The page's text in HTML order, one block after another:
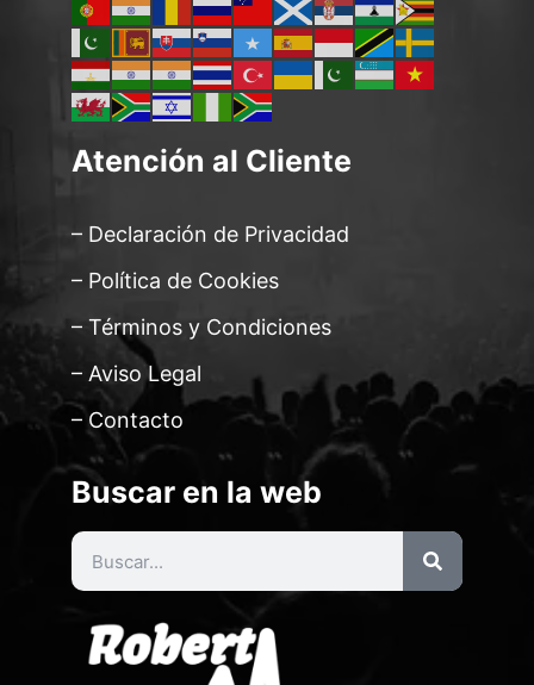
Atención al Cliente
– Declaración de Privacidad
– Política de Cookies
– Términos y Condiciones
– Aviso Legal
– Contacto
Buscar en la web